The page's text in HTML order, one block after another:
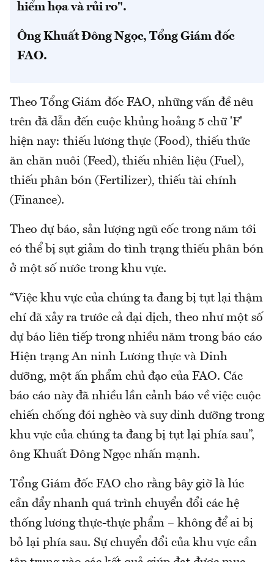
hiểm họa và rủi ro".
Ông Khuất Đông Ngọc, Tổng Giám đốc
FAO.
Theo Tổng Giám đốc FAO, những vấn đề nêu
trên đã dẫn đến cuộc khủng hoảng 5 chữ 'F'
hiện nay: thiếu lương thực (Food), thiếu thức
ăn chăn nuôi (Feed), thiếu nhiên liệu (Fuel),
thiếu phân bón (Fertilizer), thiếu tài chính
(Finance).
Theo dự báo, sản lượng ngũ cốc trong năm tới
có thể bị sụt giảm do tình trạng thiếu phân bón
ở một số nước trong khu vực.
“Việc khu vực của chúng ta đang bị tụt lại thậm
chí đã xảy ra trước cả đại dịch, theo như một số
dự báo liên tiếp trong nhiều năm trong báo cáo
Hiện trạng An ninh Lương thực và Dinh
dưỡng, một ấn phẩm chủ đạo của FAO. Các
báo cáo này đã nhiều lần cảnh báo về việc cuộc
chiến chống đói nghèo và suy dinh dưỡng trong
khu vực của chúng ta đang bị tụt lại phía sau”,
ông Khuất Đông Ngọc nhấn mạnh.
Tổng Giám đốc FAO cho rằng bây giờ là lúc
cần đẩy nhanh quá trình chuyển đổi các hệ
thống lương thực-thực phẩm – không để ai bị
bỏ lại phía sau. Sự chuyển đổi của khu vực cần